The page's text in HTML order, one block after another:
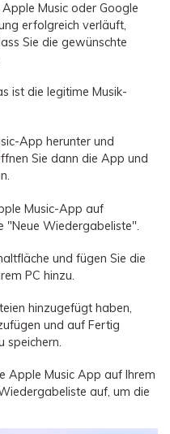
Music oder Google
erfolgreich verläuft,
Sie die gewünschte
ist die legitime Musik-
App herunter und
Sie dann die App und
Music-App auf
"Neue Wiedergabeliste".
und fügen Sie die
PC hinzu.
hinzugefügt haben,
und auf Fertig
speichern.
Apple Music App auf Ihrem
auf, um die